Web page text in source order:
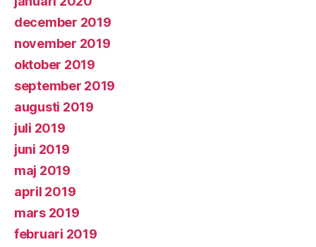
december 2019
november 2019
oktober 2019
september 2019
augusti 2019
juli 2019
juni 2019
maj 2019
april 2019
mars 2019
februari 2019